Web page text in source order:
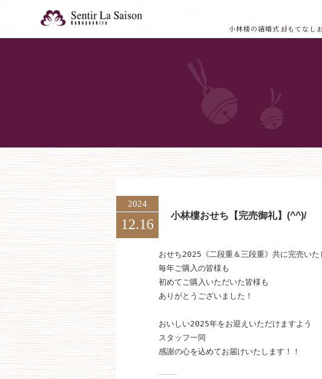
小林楼の結婚式おもてなし
2024
12.16
小林樓おせち【完売御礼】(^^)/
おせち2025《二段重＆三段重》共に完売いた
毎年ご購入の皆様も
初めてご購入いただいた皆様も
ありがとうございました！
おいしい2025年をお迎えいただけますよう
スタッフ一同
感謝の心を込めてお届けいたします！！